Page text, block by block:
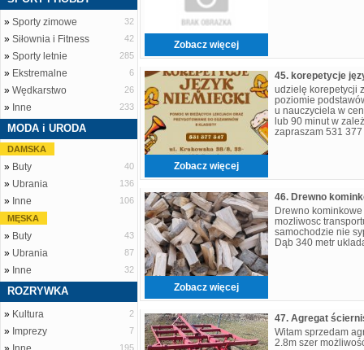
» Sporty zimowe 32
» Siłownia i Fitness 42
» Sporty letnie 285
» Ekstremalne 6
» Wędkarstwo 26
» Inne 233
MODA i URODA
DAMSKA
» Buty 40
» Ubrania 136
» Inne
106
MĘSKA
» Buty 43
» Ubrania 87
» Inne 32
ROZRYWKA
» Kultura 2
» Imprezy 7
195
Zobacz więcej
Zobacz więcej
udzielę korepetycji
poziomie
u nauczyciela w
lub 90 minut w
zapraszam 531
Zobacz więcej
Drewno
mozliwosc
samochodzie nie
Dąb 340 metr
47. Agregat
Witam sprzedam
2.8m szer